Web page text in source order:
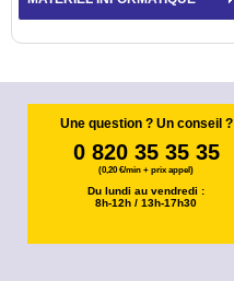
Une question ? Un conseil ?
0 820 35 35 35
(0,20 €/min + prix appel)
Du lundi au vendredi :
8h-12h / 13h-17h30